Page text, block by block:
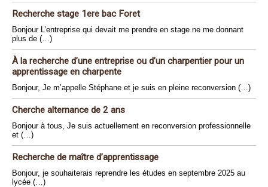
Recherche stage 1ere bac Foret
Bonjour L’entreprise qui devait me prendre en stage ne me donnant
plus de (…)
À la recherche d’une entreprise ou d’un charpentier pour un
apprentissage en charpente
Bonjour, Je m’appelle Stéphane et je suis en pleine reconversion (…)
Cherche alternance de 2 ans
Bonjour à tous, Je suis actuellement en reconversion professionnelle
et (…)
Recherche de maître d’apprentissage
Bonjour, je souhaiterais reprendre les études en septembre 2025 au
lycée (…)